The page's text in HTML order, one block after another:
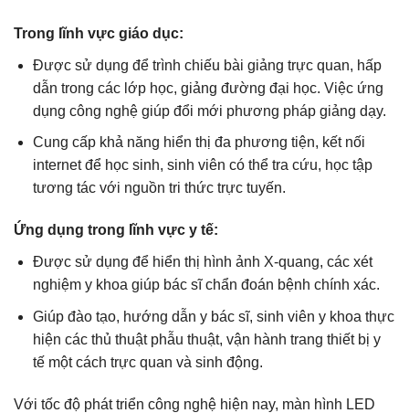
Trong lĩnh vực giáo dục:
Được sử dụng để trình chiếu bài giảng trực quan, hấp
dẫn trong các lớp học, giảng đường đại học. Việc ứng
dụng công nghệ giúp đổi mới phương pháp giảng dạy.
Cung cấp khả năng hiển thị đa phương tiện, kết nối
internet để học sinh, sinh viên có thể tra cứu, học tập
tương tác với nguồn tri thức trực tuyến.
Ứng dụng trong lĩnh vực y tế:
Được sử dụng để hiển thị hình ảnh X-quang, các xét
nghiệm y khoa giúp bác sĩ chẩn đoán bệnh chính xác.
Giúp đào tạo, hướng dẫn y bác sĩ, sinh viên y khoa thực
hiện các thủ thuật phẫu thuật, vận hành trang thiết bị y
tế một cách trực quan và sinh động.
Với tốc độ phát triển công nghệ hiện nay, màn hình LED